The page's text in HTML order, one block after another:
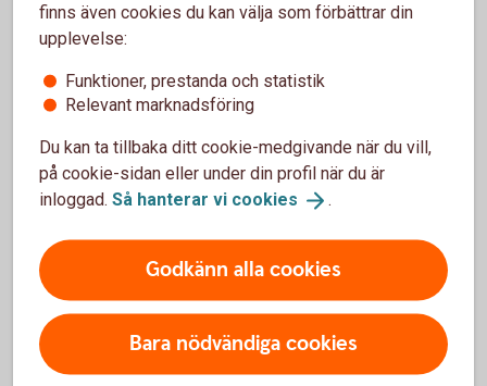
Vanliga frågor om att försäkra
Toyota
försäkringarna?
När slutar den tidigare ägarens försäkring att
täcker bilförsäkringen då?
Gäller bilförsäkringen utanför Sverige?
finns även cookies du kan välja som förbättrar din
upplevelse:
Funktioner, prestanda och statistik
Relevant marknadsföring
Du kan ta tillbaka ditt cookie-medgivande när du vill,
på cookie-sidan eller under din profil när du är
inloggad. Så hanterar vi cookies .
Godkänn alla cookies
Bara nödvändiga cookies